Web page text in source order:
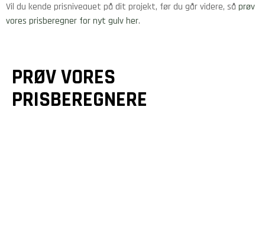
Vil du kende prisniveauet på dit projekt, før du går videre, så prøv
vores prisberegner for nyt gulv her.
PRØV VORES
PRISBEREGNERE